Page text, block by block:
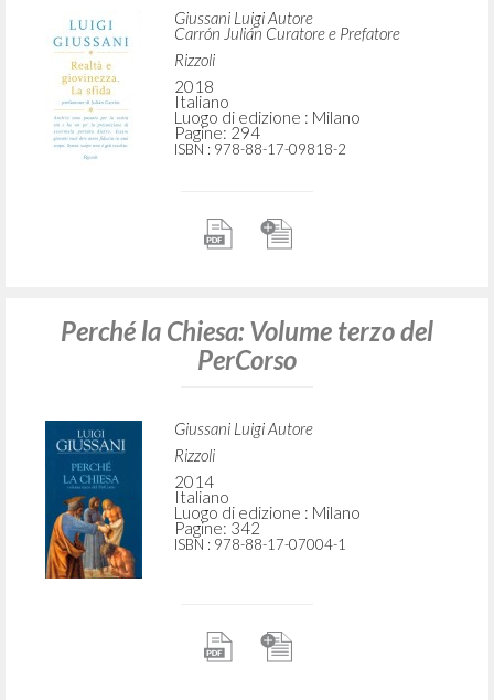
Giussani Luigi Autore
Carrón Julián Curatore e Prefatore
Rizzoli
2018
Italiano
Luogo di edizione : Milano
Pagine: 294
ISBN : 978-88-17-09818-2
Perché la Chiesa: Volume terzo del
PerCorso
Giussani Luigi Autore
Rizzoli
2014
Italiano
Luogo di edizione : Milano
Pagine: 342
ISBN : 978-88-17-07004-1